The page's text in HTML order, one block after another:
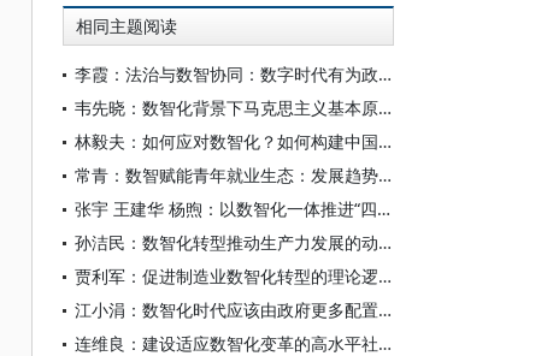
相同主题阅读
李霞：法治与数智协同：数字时代有为政府的建构
韦先晓：数智化背景下马克思主义基本原理与经典著作的当代阐释
林毅夫：如何应对数智化？如何构建中国经济学自主知识体系？
常青：数智赋能青年就业生态：发展趋势与优化路径
张宇 王建华 杨煦：以数智化一体推进“四个农业”融合发展
孙洁民：数智化转型推动生产力发展的动力机制与战略路径
贾利军：促进制造业数智化转型的理论逻辑、关键机制与实践路径
江小涓：数智化时代应该由政府更多配置资源吗？
连维良：建设适应数智化变革的高水平社会信用体系